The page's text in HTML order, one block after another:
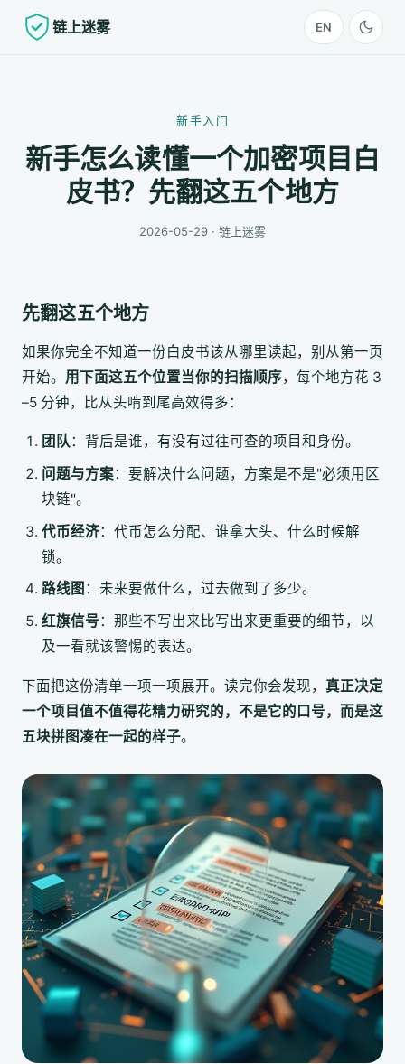
链上迷雾 EN
新手入门
新手怎么读懂一个加密项目白
皮书？先翻这五个地方
2026-05-29 · 链上迷雾
先翻这五个地方
如果你完全不知道一份白皮书该从哪里读起，别从第一页
开始。 用下面这五个位置当你的扫描顺序，每个地方花 3
–5 分钟，比从头啃到尾高效得多：
团队：背后是谁，有没有过往可查的项目和身份。
问题与方案：要解决什么问题，方案是不是"必须用区
块链"。
代币经济：代币怎么分配、谁拿大头、什么时候解
锁。
路线图 ：未来要做什么，过去做到了多少。
红旗信号：那些不写出来比写出来更重要的细节，以
及一看就该警惕的表达。
下面把这份清单一项一项展开。读完你会发现， 真正决定
一个项目值不值得花精力研究的，不是它的口号，而是这
五块拼图凑在一起的样子。